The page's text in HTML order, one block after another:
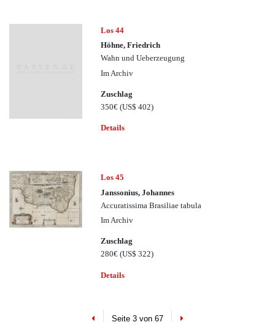
Los 44
Höhne, Friedrich
Wahn und Ueberzeugung
Im Archiv
Zuschlag
350€(US$ 402)
Details
Los 45
Janssonius, Johannes
Accuratissima Brasiliae tabula
Im Archiv
Zuschlag
280€(US$ 322)
Details
PreviousSeite 3 von 67 Next